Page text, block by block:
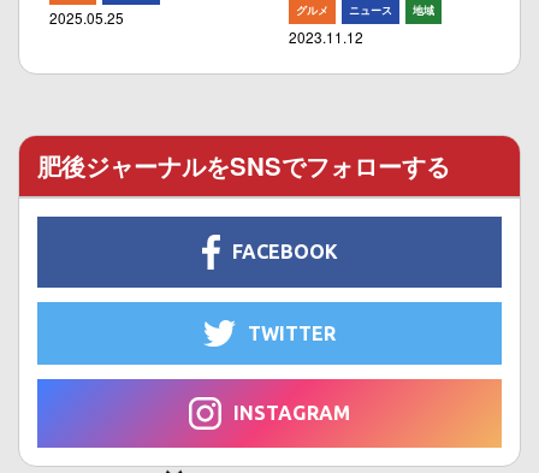
2025.05.25 グルメ ニュース 地域
2023.11.12
肥後ジャーナルをSNSでフォローする
FACEBOOK
TWITTER
INSTAGRAM